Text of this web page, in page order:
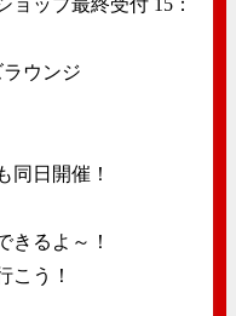
ウンジ
同日開催！
きるよ～！
こう！